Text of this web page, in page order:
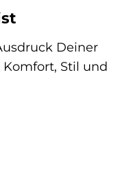
Deiner
Komfort, Stil und